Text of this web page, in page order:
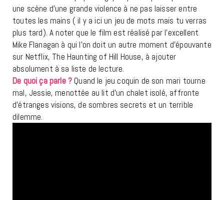
une scène d’une grande violence à ne pas laisser entre
toutes les mains ( il y a ici un jeu de mots mais tu verras
plus tard). A noter que le film est réalisé par l’excellent
Mike Flanagan à qui l’on doit un autre moment d’épouvante
sur Netflix, The Haunting of Hill House, à ajouter
absolument à sa liste de lecture.
De quoi ça parle ? Quand le jeu coquin de son mari tourne
mal, Jessie, menottée au lit d’un chalet isolé, affronte
d’étranges visions, de sombres secrets et un terrible
dilemme.